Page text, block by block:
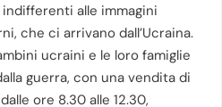
alle immagini
che ci arrivano dall’Ucraina.
ucraini e le loro famiglie
guerra, con una vendita di
ore 8.30 alle 12.30,